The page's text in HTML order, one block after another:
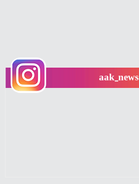
aak_news